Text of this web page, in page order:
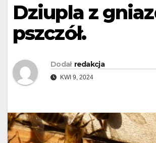
Dziupla z
pszczół.
Dodał redakcja
KWI 9, 2024